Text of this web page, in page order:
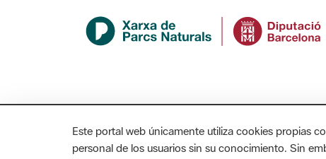
Este portal web únicamente utiliza cookies propias
personal de los usuarios sin su conocimiento. Sin